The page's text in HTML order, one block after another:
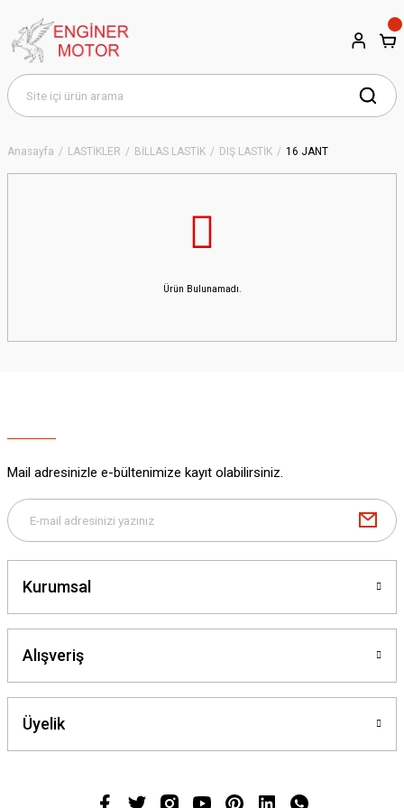
Anasayfa LASTİKLER BİLLAS LASTİK DIŞ LASTİK 16 JANT
Ürün Bulunamadı.
Mail adresinizle e-bültenimize kayıt olabilirsiniz.
Kurumsal
Alışveriş
Üyelik